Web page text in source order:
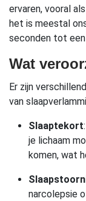
ervaren, vooral
het is meestal
seconden tot een
Wat
Er zijn
van
Slaaptekort
je lichaam
komen, wat
narcolepsie